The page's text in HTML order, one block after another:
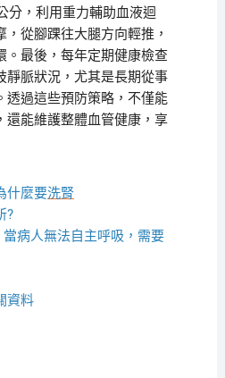
分，利用重力輔助血液迴
從腳踝往大腿方向輕推，
。最後，每年定期健康檢查
靜脈狀況，尤其是長期從事
透過這些預防策略，不僅能
還能維護整體血管健康，享
什麼要洗腎
?
當病人無法自主呼吸，需要
資料